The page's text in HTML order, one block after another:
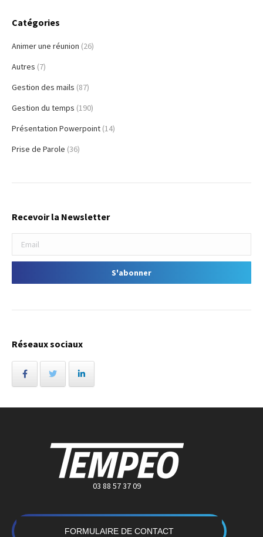
Catégories
Animer une réunion (26)
Autres (7)
Gestion des mails (87)
Gestion du temps (190)
Présentation Powerpoint (14)
Prise de Parole (36)
Recevoir la Newsletter
Réseaux sociaux
03 88 57 37 09
FORMULAIRE DE CONTACT